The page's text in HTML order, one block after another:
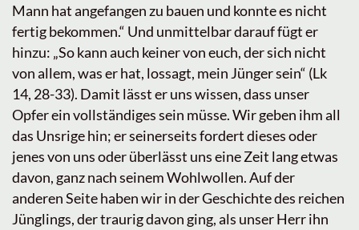
Mann hat angefangen zu bauen und konnte es nicht
fertig bekommen.“ Und unmittelbar darauf fügt er
hinzu: „So kann auch keiner von euch, der sich nicht
von allem, was er hat, lossagt, mein Jünger sein“ (Lk
14, 28-33). Damit lässt er uns wissen, dass unser
Opfer ein vollständiges sein müsse. Wir geben ihm all
das Unsrige hin; er seinerseits fordert dieses oder
jenes von uns oder überlässt uns eine Zeit lang etwas
davon, ganz nach seinem Wohlwollen. Auf der
anderen Seite haben wir in der Geschichte des reichen
Jünglings, der traurig davon ging, als unser Herr ihn